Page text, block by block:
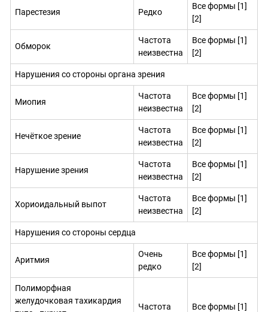
Парестезия Редко
Все формы [1]
[2]
Обморок
Частота
неизвестна
Все формы [1]
[2]
Нарушения со стороны органа зрения
Миопия
Частота
неизвестна
Все формы [1]
[2]
Нечёткое зрение
Частота
неизвестна
Все формы [1]
[2]
Нарушение зрения
Частота
неизвестна
Все формы [1]
[2]
Хориоидальный выпот
Частота
неизвестна
Все формы [1]
[2]
Нарушения со стороны сердца
Аритмия
Очень
редко
Все формы [1]
[2]
Полиморфная
желудочковая тахикардия
Частота Все формы [1]